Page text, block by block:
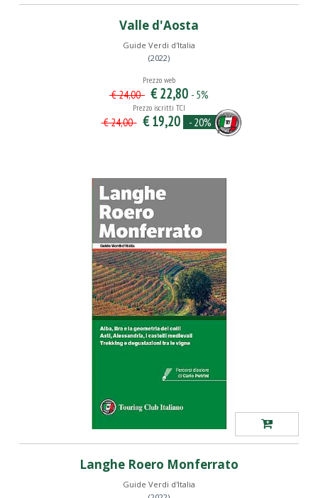
Valle d'Aosta
Guide Verdi d'Italia
(2022)
Prezzo web
€ 24,00 € 22,80 - 5%
Prezzo iscritti TCI
€ 24,00 € 19,20 - 20%
Langhe Roero Monferrato
Guide Verdi d'Italia